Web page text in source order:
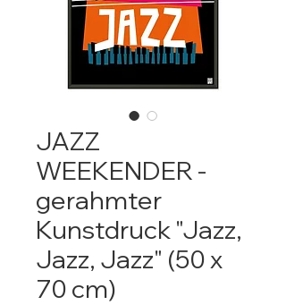
JAZZ
WEEKENDER -
gerahmter
Kunstdruck "Jazz,
Jazz, Jazz" (50 x
70 cm)